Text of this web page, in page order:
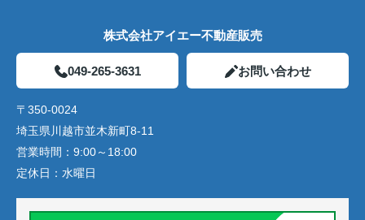
株式会社アイエー不動産販売
049-265-3631 お問い合わせ
〒350-0024
埼玉県川越市並木新町8-11
営業時間： 9:00～18:00
定休日： 水曜日